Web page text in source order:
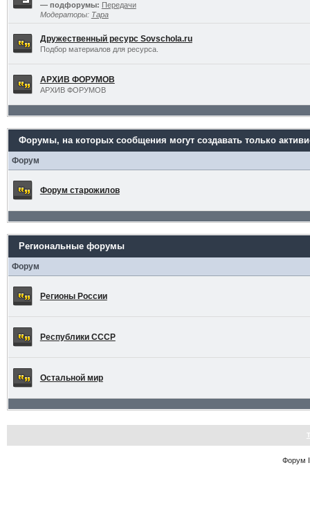
— подфорумы: Передачи
Модераторы: Тара
Дружественный ресурс Sovschola.ru
Подбор материалов для ресурса.
АРХИВ ФОРУМОВ
АРХИВ ФОРУМОВ
Форумы, на которых сообщения могут создавать только
Форум
Форум старожилов
Региональные форумы
Форум
Регионы России
Республики СССР
Остальной мир
Форум